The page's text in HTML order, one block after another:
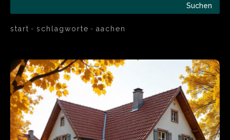
Suchen
start schlagworte aachen